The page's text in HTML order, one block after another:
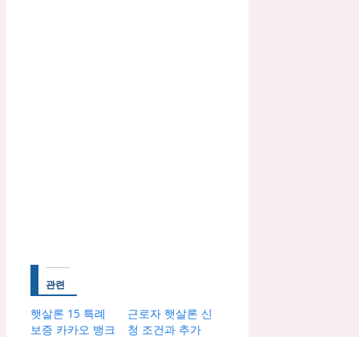
관련
햇살론 15 특례
보증 카카오 뱅크
근로자 햇살론 신
청 조건과 추가